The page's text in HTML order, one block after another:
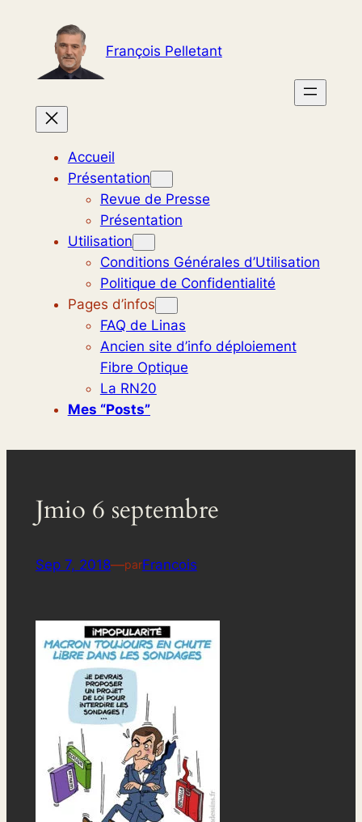
contenu
François Pelletant
Accueil
Présentation
Revue de Presse
Présentation
Utilisation
Conditions Générales d’Utilisation
Politique de Confidentialité
Pages d’infos
FAQ de Linas
Ancien site d’info déploiement
Fibre Optique
La RN20
Mes “posts”
Jmio 6 septembre
Sep 7, 2018—parFrancois